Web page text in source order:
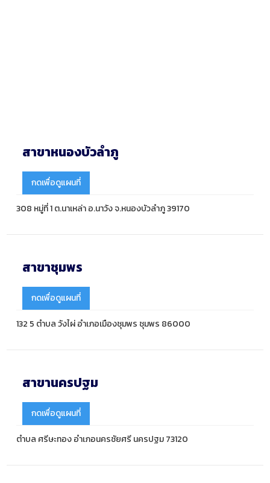
สาขาหนองบัวลำภู
กดเพื่อดูแผนที่
308 หมู่ที่ 1 ต.นาเหล่า อ.นาวัง จ.หนองบัวลำภู 39170
สาขาชุมพร
กดเพื่อดูแผนที่
132 5 ตำบล วังไผ่ อำเภอเมืองชุมพร ชุมพร 86000
สาขานครปฐม
กดเพื่อดูแผนที่
ตำบล ศรีษะทอง อำเภอนครชัยศรี นครปฐม 73120